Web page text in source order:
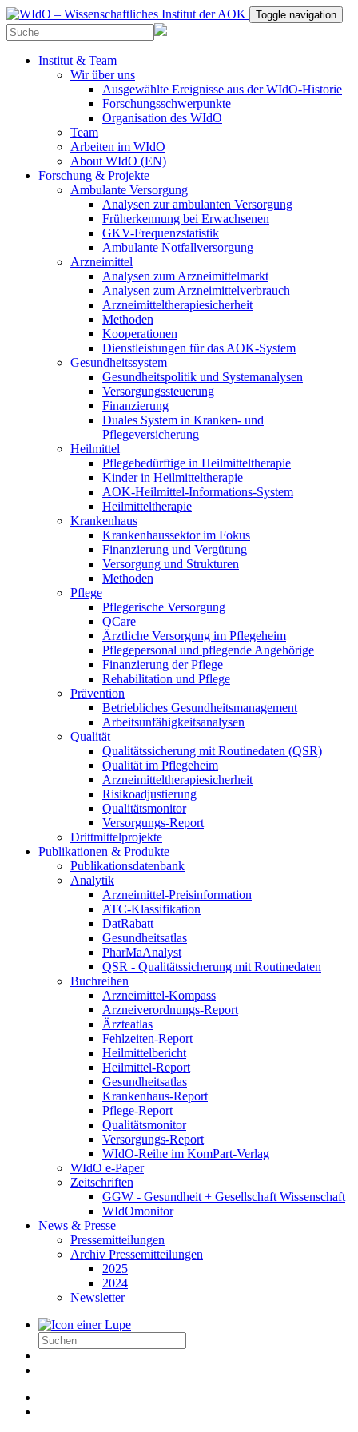
Toggle navigation
Institut & Team
Wir über uns
Ausgewählte Ereignisse aus der WIdO-Historie
Forschungsschwerpunkte
Organisation des WIdO
Team
Arbeiten im WIdO
About WIdO (EN)
Forschung & Projekte
Ambulante Versorgung
Analysen zur ambulanten Versorgung
Früherkennung bei Erwachsenen
GKV-Frequenzstatistik
Ambulante Notfallversorgung
Arzneimittel
Analysen zum Arzneimittelmarkt
Analysen zum Arzneimittelverbrauch
Arzneimitteltherapiesicherheit
Methoden
Kooperationen
Dienstleistungen für das AOK-System
Gesundheitssystem
Gesundheitspolitik und Systemanalysen
Versorgungssteuerung
Finanzierung
Duales System in Kranken- und
Pflegeversicherung
Heilmittel
Pflegebedürftige in Heilmitteltherapie
Kinder in Heilmitteltherapie
AOK-Heilmittel-Informations-System
Heilmitteltherapie
Krankenhaus
Krankenhaussektor im Fokus
Finanzierung und Vergütung
Versorgung und Strukturen
Methoden
Pflege
Pflegerische Versorgung
QCare
Ärztliche Versorgung im Pflegeheim
Pflegepersonal und pflegende Angehörige
Finanzierung der Pflege
Rehabilitation und Pflege
Prävention
Betriebliches Gesundheitsmanagement
Arbeitsunfähigkeitsanalysen
Qualität
Qualitätssicherung mit Routinedaten (QSR)
Qualität im Pflegeheim
Arzneimitteltherapiesicherheit
Risikoadjustierung
Qualitätsmonitor
Versorgungs-Report
Drittmittelprojekte
Publikationen & Produkte
Publikationsdatenbank
Analytik
Arzneimittel-Preisinformation
ATC-Klassifikation
DatRabatt
Gesundheitsatlas
PharMaAnalyst
QSR - Qualitätssicherung mit Routinedaten
Buchreihen
Arzneimittel-Kompass
Arzneiverordnungs-Report
Ärzteatlas
Fehlzeiten-Report
Heilmittelbericht
Heilmittel-Report
Gesundheitsatlas
Krankenhaus-Report
Pflege-Report
Qualitätsmonitor
Versorgungs-Report
WIdO-Reihe im KomPart-Verlag
WIdO e-Paper
Zeitschriften
GGW - Gesundheit + Gesellschaft Wissenschaft
WIdOmonitor
News & Presse
Pressemitteilungen
Archiv Pressemitteilungen
2025
2024
Newsletter